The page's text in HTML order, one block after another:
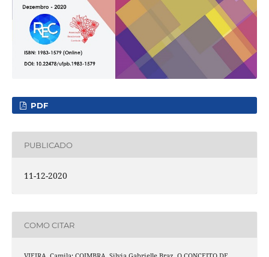
PDF
PUBLICADO
11-12-2020
COMO CITAR